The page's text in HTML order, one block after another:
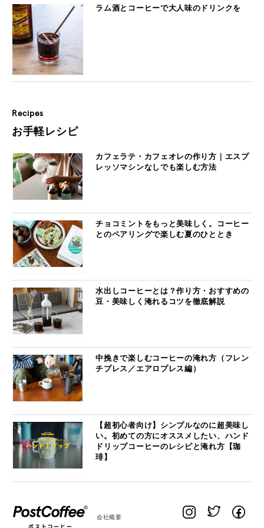
ラム酒とコーヒーで大人味のドリンクを
Recipes
お手軽レシピ
カフェラテ・カフェオレの作り方｜エスプ
レッソマシンなしでも楽しむ方法
チョコミントをもっと美味しく。コーヒー
とのペアリングで楽しむ夏のひととき
水出しコーヒーとは？作り方・おすすめの
豆・美味しく淹れるコツを徹底解説
中挽きで楽しむコーヒーの淹れ方（フレン
チプレス／エアロプレス編）
【超初心者向け】シンプルなのに超美味し
い。初めての方にオススメしたい、ハンド
ドリップコーヒーのレシピと淹れ方【珈
琲】
会社概要